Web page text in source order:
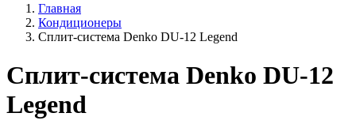
Главная
Кондиционеры
Сплит-система Denko DU-12 Legend
Сплит-система Denko DU-12
Legend